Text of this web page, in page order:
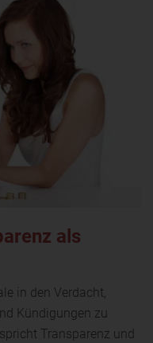
als
in den Verdacht,
Kündigungen zu
Transparenz und